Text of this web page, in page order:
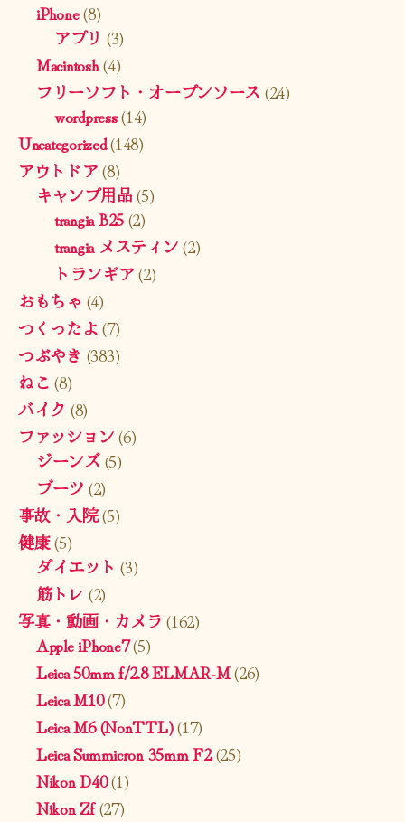
iPhone(8)
アプリ (3)
Macintosh(4)
フリーソフト・オープンソース (24)
wordpress(14)
Uncategorized(148)
アウトドア(8)
キャンプ用品(5)
trangia B25(2)
trangia メスティン(2)
トランギア(2)
おもちゃ (4)
つくったよ(7)
つぶやき (383)
ねこ (8)
バイク (8)
ファッション(6)
ジーンズ(5)
ブーツ (2)
事故・入院(5)
健康(5)
ダイエット (3)
筋トレ (2)
写真・動画・カメラ (162)
Apple iPhone7(5)
Leica 50mm f/2.8 ELMAR-M(26)
Leica M10(7)
Leica M6 (NonTTL)(17)
Leica Summicron 35mm F2(25)
Nikon D40(1)
Nikon Zf(27)